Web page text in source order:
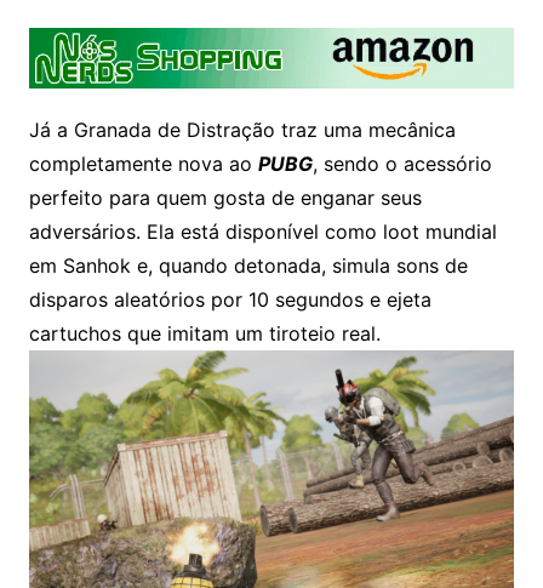
Já a Granada de Distração traz uma mecânica
completamente nova ao PUBG, sendo o acessório
perfeito para quem gosta de enganar seus
adversários. Ela está disponível como loot mundial
em Sanhok e, quando detonada, simula sons de
disparos aleatórios por 10 segundos e ejeta
cartuchos que imitam um tiroteio real.